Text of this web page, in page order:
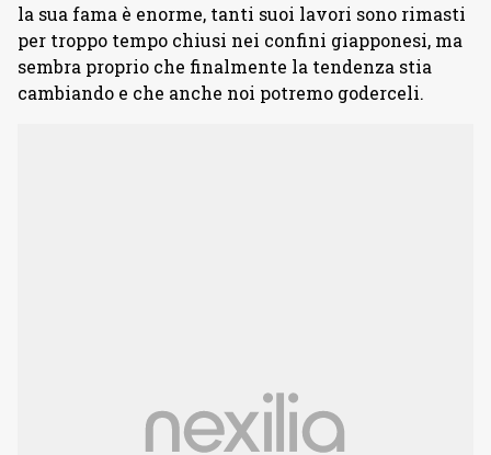
la sua fama è enorme, tanti suoi lavori sono rimasti
per troppo tempo chiusi nei confini giapponesi, ma
sembra proprio che finalmente la tendenza stia
cambiando e che anche noi potremo goderceli.